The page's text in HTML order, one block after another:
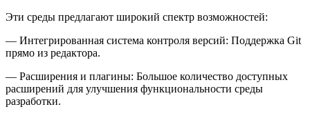
Эти среды предлагают широкий спектр возможностей:
— Интегрированная система контроля версий: Поддержка Git
прямо из редактора.
— Расширения и плагины: Большое количество доступных
расширений для улучшения функциональности среды
разработки.